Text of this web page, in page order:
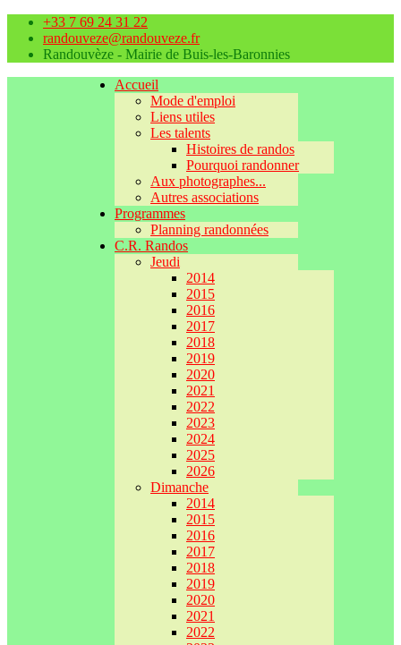
+33 7 69 24 31 22
randouveze@randouveze.fr
Randouvèze - Mairie de Buis-les-Baronnies
Accueil
Mode d'emploi
Liens utiles
Les talents
Histoires de randos
Pourquoi randonner
Aux photographes...
Autres associations
Programmes
Planning randonnées
C.R. Randos
Jeudi
2014
2015
2016
2017
2018
2019
2020
2021
2022
2023
2024
2025
2026
Dimanche
2014
2015
2016
2017
2018
2019
2020
2021
2022